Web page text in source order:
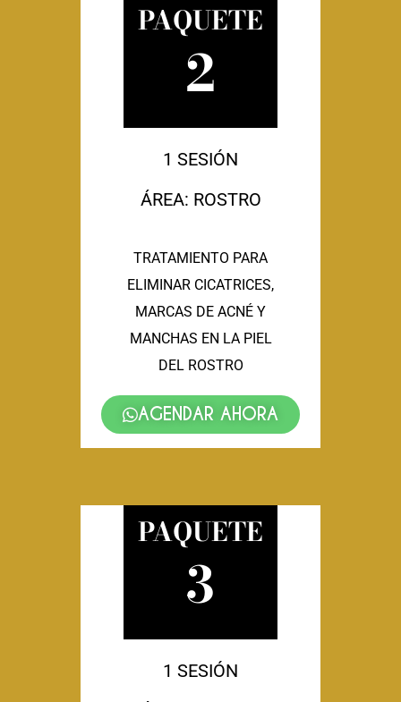
PAQUETE
2
1 SESIÓN
ÁREA: ROSTRO
TRATAMIENTO PARA
ELIMINAR CICATRICES,
MARCAS DE ACNÉ Y
MANCHAS EN LA PIEL
DEL ROSTRO
AGENDAR AHORA
PAQUETE
3
1 SESIÓN